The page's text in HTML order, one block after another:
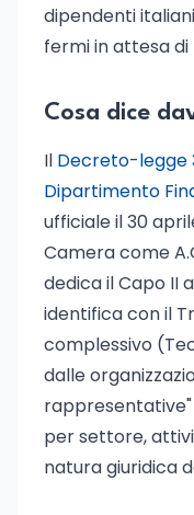
dipendenti
fermi in attesa di
Cosa dice
Il Decreto-legge
Dipartimento
ufficiale il 30
Camera come
dedica il Capo II
identifica con il
complessivo
dalle
rappresentative"
per settore,
natura giuridica